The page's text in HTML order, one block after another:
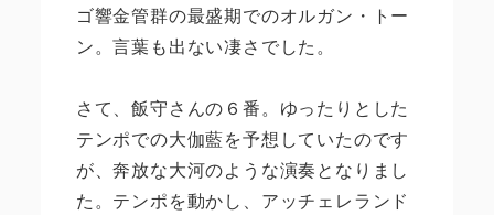
ゴ響金管群の最盛期でのオルガン・トー
ン。言葉も出ない凄さでした。
さて、飯守さんの６番。ゆったりとした
テンポでの大伽藍を予想していたのです
が、奔放な大河のような演奏となりまし
た。テンポを動かし、アッチェレランド